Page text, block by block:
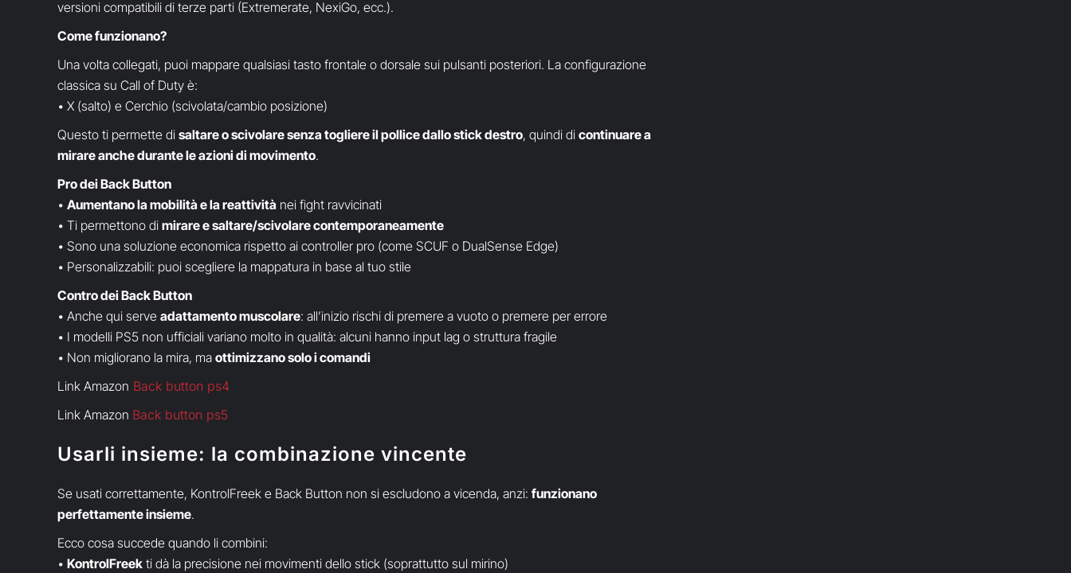
versioni compatibili di terze parti (Extremerate, NexiGo, ecc.).
Come funzionano?
Una volta collegati, puoi mappare qualsiasi tasto frontale o dorsale sui pulsanti posteriori. La configurazione
classica su Call of Duty è:
• X (salto) e Cerchio (scivolata/cambio posizione)
Questo ti permette di saltare o scivolare senza togliere il pollice dallo stick destro, quindi di continuare a
mirare anche durante le azioni di movimento.
Pro dei Back Button
• Aumentano la mobilità e la reattività nei fight ravvicinati
• Ti permettono di mirare e saltare/scivolare contemporaneamente
• Sono una soluzione economica rispetto ai controller pro (come SCUF o DualSense Edge)
• Personalizzabili: puoi scegliere la mappatura in base al tuo stile
Contro dei Back Button
• Anche qui serve adattamento muscolare: all’inizio rischi di premere a vuoto o premere per errore
• I modelli PS5 non ufficiali variano molto in qualità: alcuni hanno input lag o struttura fragile
• Non migliorano la mira, ma ottimizzano solo i comandi
Link Amazon Back button ps4
Link Amazon Back button ps5
Usarli insieme: la combinazione vincente
Se usati correttamente, KontrolFreek e Back Button non si escludono a vicenda, anzi: funzionano
perfettamente insieme.
Ecco cosa succede quando li combini:
• KontrolFreek ti dà la precisione nei movimenti dello stick (soprattutto sul mirino)